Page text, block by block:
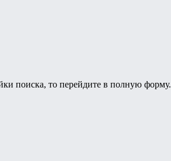
поиска, то перейдите в полную форму.